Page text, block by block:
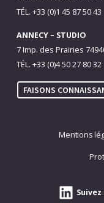
TÉL. +33 (0)1 45 87 50 43
ANNECY – STUDIO
7 Imp. des Prairies
TÉL. +33 (0)4 50 27 80 32
FAISONS
Mentions